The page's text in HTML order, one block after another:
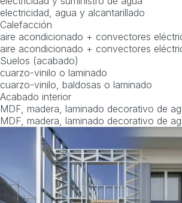
electricidad, agua y alcantarillado
Calefacción
aire acondicionado + convectores
aire acondicionado + convectores
Suelos (acabado)
cuarzo-vinilo o laminado
cuarzo-vinilo, baldosas o laminado
Acabado interior
MDF, madera, laminado decorativo de
MDF, madera, laminado decorativo de